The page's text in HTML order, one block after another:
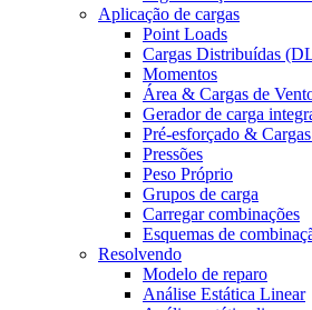
Aplicação de cargas
Point Loads
Cargas Distribuídas
Momentos
Área & Cargas de
Gerador de carga
Pré-esforçado &
Pressões
Peso Próprio
Grupos de carga
Carregar combinações
Esquemas de
Resolvendo
Modelo de reparo
Análise Estática Linear